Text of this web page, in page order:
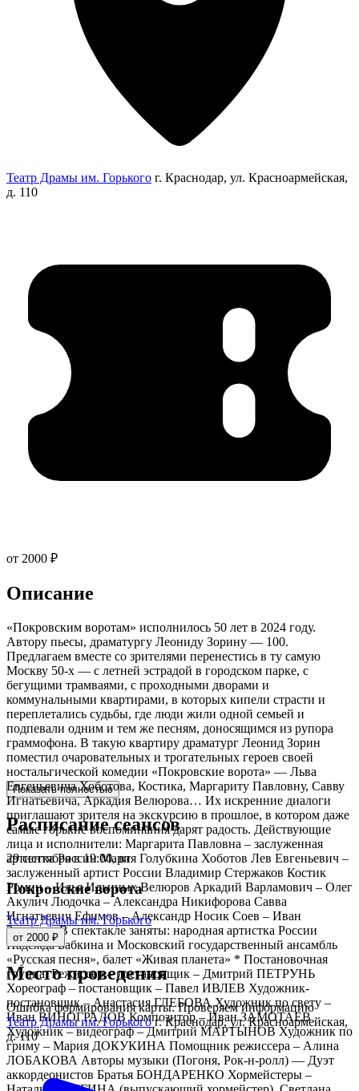
Театр Драмы им. Горького г. Краснодар, ул. Красноармейская,
д. 110
от 2000 ₽
Описание
«Покровским воротам» исполнилось 50 лет в 2024 году.
Автору пьесы, драматургу Леониду Зорину — 100.
Предлагаем вместе со зрителями перенестись в ту самую
Москву 50-х — с летней эстрадой в городском парке, с
бегущими трамваями, с проходными дворами и
коммунальными квартирами, в которых кипели страсти и
переплетались судьбы, где люди жили одной семьей и
подпевали одним и тем же песням, доносящимся из рупора
граммофона. В такую квартиру драматург Леонид Зорин
поместил очаровательных и трогательных героев своей
ностальгической комедии «Покровские ворота» — Льва
Евгеньевича Хоботова, Костика, Маргариту Павловну, Савву
Игнатьевича, Аркадия Велюрова… Их искренние диалоги
приглашают зрителя на экскурсию в прошлое, в котором даже
самые горькие воспоминания дарят радость. Действующие
лица и исполнители: Маргарита Павловна – заслуженная
артистка России Мария Голубкина Хоботов Лев Евгеньевич –
заслуженный артист России Владимир Стержаков Костик
Ромин – Илья Ильиных Велюров Аркадий Варламович – Олег
Акулич Людочка – Александра Никифорова Савва
Игнатьевич Ефимов – Александр Носик Соев – Иван
Замотаев В спектакле заняты: народная артистка России
Надежда Бабкина и Московский государственный ансамбль
«Русская песня», балет «Живая планета» * Постановочная
группа: Режиссер – постановщик – Дмитрий ПЕТРУНЬ
Хореограф – постановщик – Павел ИВЛЕВ Художник-
постановщик – Анастасия ГЛЕБОВА Художник по свету –
Иван ВИНОГРАДОВ Композитор – Иван ЗАМОТАЕВ
Художник – видеограф – Дмитрий МАРТЫНОВ Художник по
гриму – Мария ДОКУКИНА Помощник режиссера – Алина
ЛОБАКОВА Авторы музыки (Погоня, Рок-н-ролл) — Дуэт
аккордеонистов Братья БОНДАРЕНКО Хормейстеры –
Показать полностью
Расписание сеансов
29 сентября в 19:00, вт
Покровские ворота
Театр Драмы им. Горького
от 2000 ₽
Место проведения
Ошибка формирования карты. Проверяем информацию
Театр Драмы им. Горького г. Краснодар, ул. Красноармейская,
д. 110